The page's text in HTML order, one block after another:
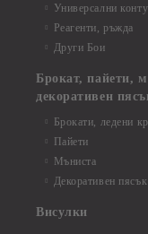
Универсални
Реагенти, ръжда
Други Бои
Брокат, пайети,
декоративен
Брокати, ледени
Пайети
Мъниста
Декоративен
Висулки